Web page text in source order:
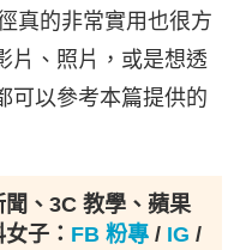
真的非常實用也很方
片、照片，或是想透
可以參考本篇提供的
、3C 教學、蘋果
子： FB 粉專 / IG /